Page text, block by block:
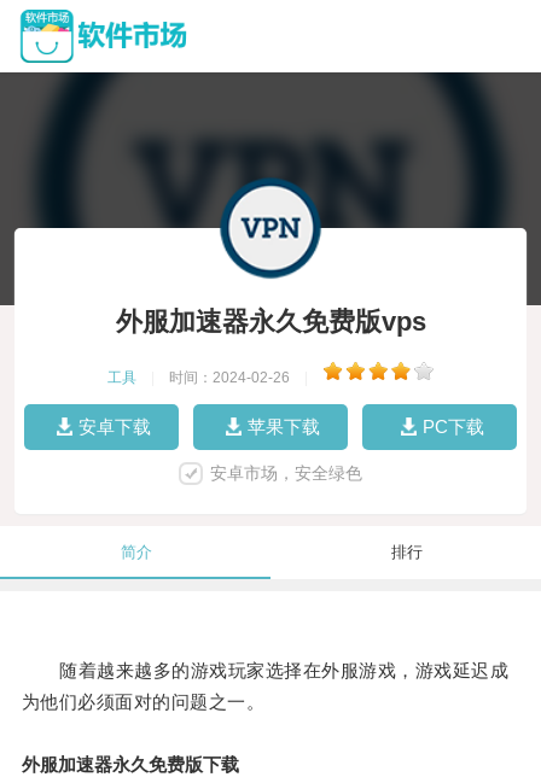
外服加速器永久免费版vps
工具 时间：2024-02-26
安卓下载 苹果下载 PC下载
安卓市场，安全绿色
简介 排行
随着越来越多的游戏玩家选择在外服游戏，游戏延迟成
为他们必须面对的问题之一。
外服加速器永久免费版下载